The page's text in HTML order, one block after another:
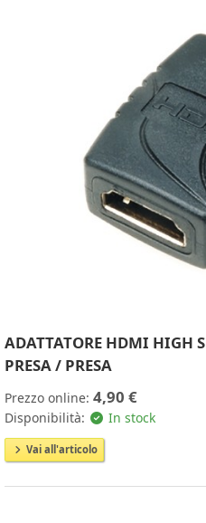
ADATTATORE HDMI HIGH
PRESA / PRESA
Prezzo online: 4,90 €
Disponibilità: In stock
Vai all'articolo